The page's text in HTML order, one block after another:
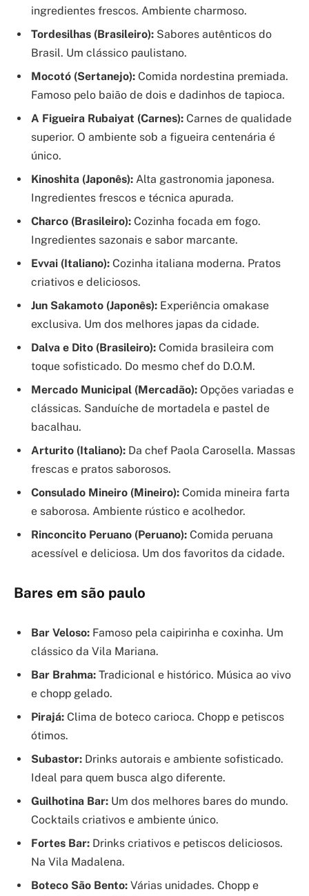
ingredientes frescos. Ambiente charmoso.
Tordesilhas (Brasileiro): Sabores autênticos do
Brasil. Um clássico paulistano.
Mocotó (Sertanejo): Comida nordestina premiada.
Famoso pelo baião de dois e dadinhos de tapioca.
A Figueira Rubaiyat (Carnes): Carnes de qualidade
superior. O ambiente sob a figueira centenária é
único.
Kinoshita (Japonês): Alta gastronomia japonesa.
Ingredientes frescos e técnica apurada.
Charco (Brasileiro): Cozinha focada em fogo.
Ingredientes sazonais e sabor marcante.
Evvai (Italiano): Cozinha italiana moderna. Pratos
criativos e deliciosos.
Jun Sakamoto (Japonês): Experiência omakase
exclusiva. Um dos melhores japas da cidade.
Dalva e Dito (Brasileiro): Comida brasileira com
toque sofisticado. Do mesmo chef do D.O.M.
Mercado Municipal (Mercadão): Opções variadas e
clássicas. Sanduíche de mortadela e pastel de
bacalhau.
Arturito (Italiano): Da chef Paola Carosella. Massas
frescas e pratos saborosos.
Consulado Mineiro (Mineiro): Comida mineira farta
e saborosa. Ambiente rústico e acolhedor.
Rinconcito Peruano (Peruano): Comida peruana
acessível e deliciosa. Um dos favoritos da cidade.
Bares em são paulo
Bar Veloso: Famoso pela caipirinha e coxinha. Um
clássico da Vila Mariana.
Bar Brahma: Tradicional e histórico. Música ao vivo
e chopp gelado.
Pirajá: Clima de boteco carioca. Chopp e petiscos
ótimos.
Subastor: Drinks autorais e ambiente sofisticado.
Ideal para quem busca algo diferente.
Guilhotina Bar: Um dos melhores bares do mundo.
Cocktails criativos e ambiente único.
Fortes Bar: Drinks criativos e petiscos deliciosos.
Na Vila Madalena.
Boteco São Bento: Várias unidades. Chopp e